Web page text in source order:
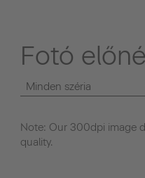
Fotó
Minden széria
Note: Our 300dpi image
quality.